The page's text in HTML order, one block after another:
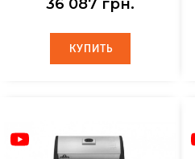
36 087 грн.
КУПИТЬ
КУПИТЬ